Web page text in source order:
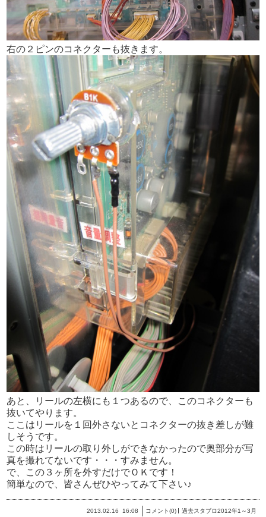
右の２ピンのコネクターも抜きます。
あと、リールの左横にも１つあるので、このコネクターも
抜いてやります。
ここはリールを１回外さないとコネクターの抜き差しが難
しそうです。
この時はリールの取り外しができなかったので奥部分が写
真を撮れてないです・・・すみません。
で、この３ヶ所を外すだけでＯＫです！
簡単なので、皆さんぜひやってみて下さい♪
2013.02.16 16:08 コメント(0) 過去スタブロ2012年1～3月